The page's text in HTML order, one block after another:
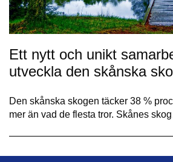
Ett nytt och unikt
utveckla den skånska
Den skånska skogen täcker 38 %
mer än vad de flesta tror. Skånes